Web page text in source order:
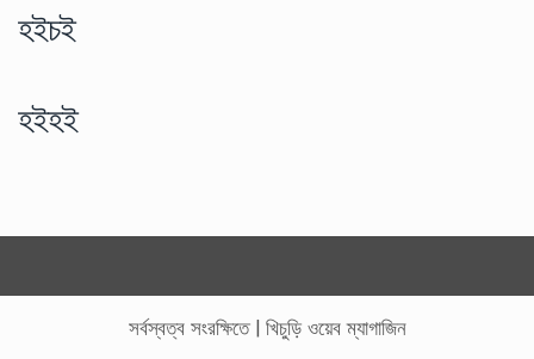
হইচই
হইহই
সর্বস্বত্ব সংরক্ষিতে | খিচুড়ি ওয়েব ম্যাগাজিন